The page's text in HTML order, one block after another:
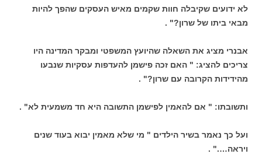
לא ידועים שקיבלה חוות שקמים מאיש העסקים שהפך להיות
מבאי ביתו של שרון?" .
אבנרי מציג את השאלה שהיועץ המשפטי ומבקר המדינה היו
צריכים להציג: " האם זכה פישמן להעדפות עסקיות שנבעו
מהידידות הקרובה עם שרון?" .
ותשובתו: " אם להאמין לפישמן התשובה היא חד משמעית לא" .
ועל כך נאמר בשיר הילדים " מי שלא מאמין יבוא בעוד שנים
ויראה…." .